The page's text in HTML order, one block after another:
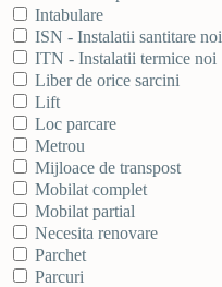
Intabulare
ISN - Instalatii santitare noi
ITN - Instalatii termice noi
Liber de orice sarcini
Lift
Loc parcare
Metrou
Mijloace de transpost
Mobilat complet
Mobilat partial
Necesita renovare
Parchet
Parcuri